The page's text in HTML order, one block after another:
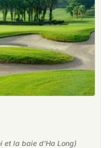
et la baie d'Ha Long)